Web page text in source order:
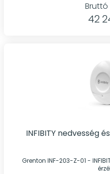
Bruttó
42
INFIBITY nedvesség
Grenton INF-203-Z-01 -